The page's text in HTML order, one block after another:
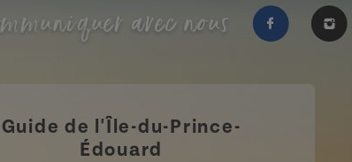
avec nous
Guide de l'Île-du-Prince-
Édouard